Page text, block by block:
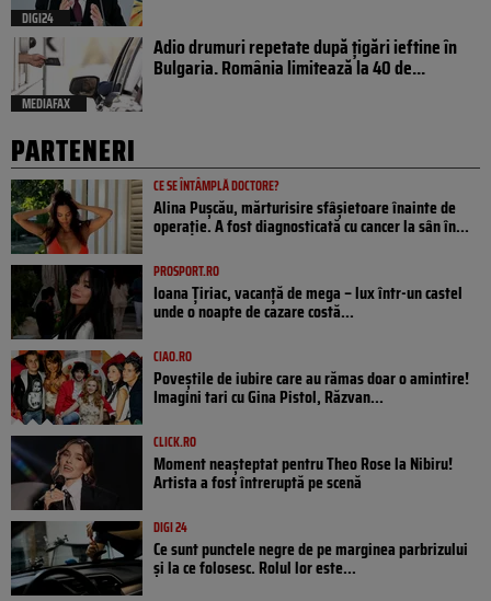
DIGI24
MEDIAFAX
Adio drumuri repetate după țigări ieftine în
Bulgaria. România limitează la 40 de...
PARTENERI
CE SE ÎNTÂMPLĂ DOCTORE?
Alina Pușcău, mărturisire sfâșietoare înainte de
operație. A fost diagnosticată cu cancer la sân în...
PROSPORT.RO
Ioana Țiriac, vacanță de mega – lux într-un castel
unde o noapte de cazare costă...
CIAO.RO
Poveştile de iubire care au rămas doar o amintire!
Imagini tari cu Gina Pistol, Răzvan...
CLICK.RO
Moment neașteptat pentru Theo Rose la Nibiru!
Artista a fost întreruptă pe scenă
DIGI 24
Ce sunt punctele negre de pe marginea parbrizului
și la ce folosesc. Rolul lor este...